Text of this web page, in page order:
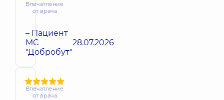
Впечатление
от врача
– Пациент
МС
"Добробут"
28.07.2026
Впечатление
от врача